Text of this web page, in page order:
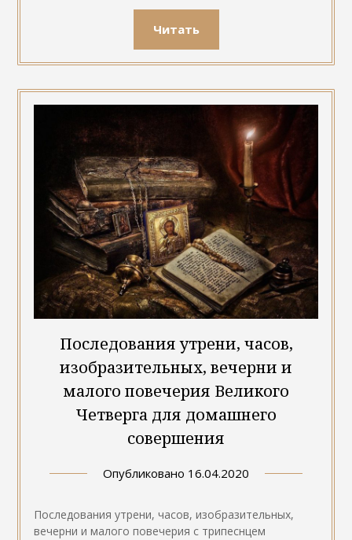
Читать
Последования утрени, часов,
изобразительных, вечерни и
малого повечерия Великого
Четверга для домашнего
совершения
Опубликовано 16.04.2020
Последования утрени, часов, изобразительных,
вечерни и малого повечерия с трипеснцем